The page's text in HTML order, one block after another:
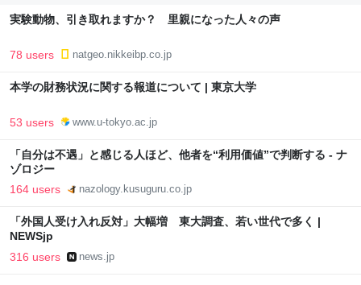
実験動物、引き取れますか？ 里親になった人々の声
78 users natgeo.nikkeibp.co.jp
本学の財務状況に関する報道について | 東京大学
53 users www.u-tokyo.ac.jp
「自分は不遇」と感じる人ほど、他者を“利用価値”で判断する - ナ
ゾロジー
164 users nazology.kusuguru.co.jp
「外国人受け入れ反対」大幅増 東大調査、若い世代で多く |
NEWSjp
316 users news.jp